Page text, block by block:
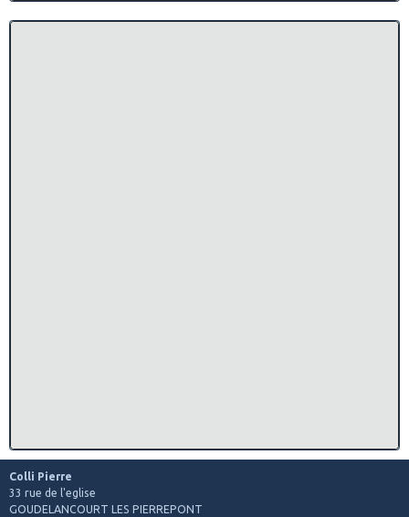
Colli Pierre
33 rue de l'eglise
GOUDELANCOURT LES PIERREPONT